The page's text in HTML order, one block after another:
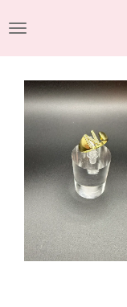
direct
naar
hoofdinhoud